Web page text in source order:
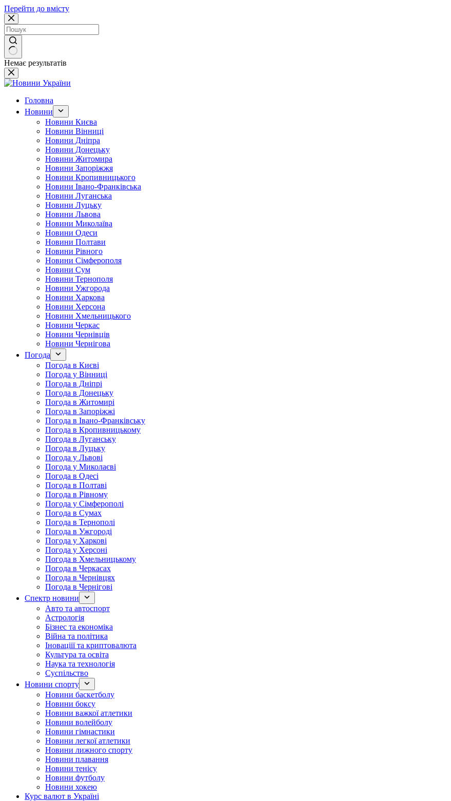
Перейти до вмісту
Немає результатів
Головна
Новини
Новини Києва
Новини Вінниці
Новини Дніпра
Новини Донецьку
Новини Житомира
Новини Запоріжжя
Новини Кропивницького
Новини Івано-Франківська
Новини Луганська
Новини Луцьку
Новини Львова
Новини Миколаїва
Новини Одеси
Новини Полтави
Новини Рівного
Новини Сімферополя
Новини Сум
Новини Тернополя
Новини Ужгорода
Новини Харкова
Новини Херсона
Новини Хмельницького
Новини Черкас
Новини Чернівців
Новини Чернігова
Погода
Погода в Києві
Погода у Вінниці
Погода в Дніпрі
Погода в Донецьку
Погода в Житомирі
Погода в Запоріжжі
Погода в Івано-Франківську
Погода в Кропивницькому
Погода в Луганську
Погода в Луцьку
Погода у Львові
Погода у Миколаєві
Погода в Одесі
Погода в Полтаві
Погода в Рівному
Погода у Сімферополі
Погода в Сумах
Погода в Тернополі
Погода в Ужгороді
Погода у Харкові
Погода у Херсоні
Погода в Хмельницькому
Погода в Черкасах
Погода в Чернівцях
Погода в Чернігові
Спектр новини
Авто та автоспорт
Астрологія
Бізнес та економіка
Війна та політика
Іноваціії та криптовалюта
Культура та освіта
Наука та технологія
Суспільство
Новини спорту
Новини баскетболу
Новини боксу
Новини важкої атлетики
Новини волейболу
Новини гімнастики
Новини легкої атлетики
Новини лижного спорту
Новини плавання
Новини тенісу
Новини футболу
Новини хокею
Курс валют в Україні